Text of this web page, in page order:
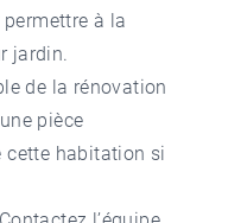
à la
jardin.
de la rénovation
pièce
cette habitation si